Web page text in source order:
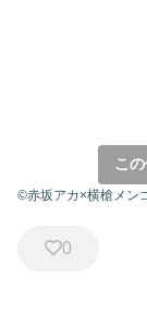
こ
©赤坂アカ×横槍メン
0